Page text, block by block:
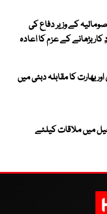
کے وزیر دفاع کی
کار بڑھانے کے عزم کا اعادہ
پاکستان اور بھارت کا مقابلہ دبئی میں
میں ملاقات کیلئے